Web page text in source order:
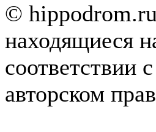
©
находящиеся
соответствии
авторском